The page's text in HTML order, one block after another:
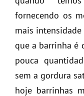
fornecendo os
mais
que a barrinha é
pouca
sem a gordura
hoje barrinhas